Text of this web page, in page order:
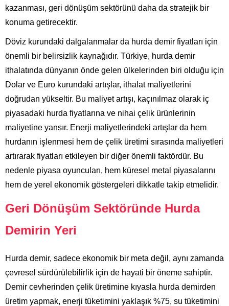
kazanması, geri dönüşüm sektörünü daha da stratejik bir
konuma getirecektir.
Döviz kurundaki dalgalanmalar da hurda demir fiyatları için
önemli bir belirsizlik kaynağıdır. Türkiye, hurda demir
ithalatında dünyanın önde gelen ülkelerinden biri olduğu için
Dolar ve Euro kurundaki artışlar, ithalat maliyetlerini
doğrudan yükseltir. Bu maliyet artışı, kaçınılmaz olarak iç
piyasadaki hurda fiyatlarına ve nihai çelik ürünlerinin
maliyetine yansır. Enerji maliyetlerindeki artışlar da hem
hurdanın işlenmesi hem de çelik üretimi sırasında maliyetleri
artırarak fiyatları etkileyen bir diğer önemli faktördür. Bu
nedenle piyasa oyuncuları, hem küresel metal piyasalarını
hem de yerel ekonomik göstergeleri dikkatle takip etmelidir.
Geri Dönüşüm Sektöründe Hurda
Demirin Yeri
Hurda demir, sadece ekonomik bir meta değil, aynı zamanda
çevresel sürdürülebilirlik için de hayati bir öneme sahiptir.
Demir cevherinden çelik üretimine kıyasla hurda demirden
üretim yapmak, enerji tüketimini yaklaşık %75, su tüketimini